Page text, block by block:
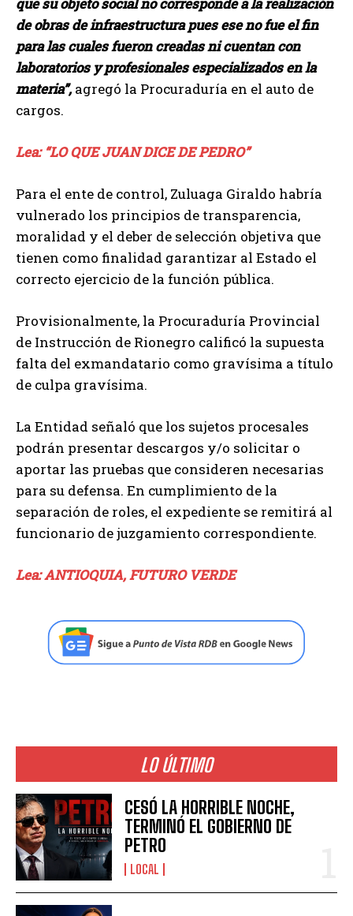
de obras de infraestructura pues ese no fue el fin
para las cuales fueron creadas ni cuentan con
laboratorios y profesionales especializados en la
materia”,agregó la Procuraduría en el auto de
cargos.
Lea: “LO QUE JUAN DICE DE PEDRO”
Para el ente de control, Zuluaga Giraldo habría
vulnerado los principios de transparencia,
moralidad y el deber de selección objetiva que
tienen como finalidad garantizar al Estado el
correcto ejercicio de la función pública.
Provisionalmente, la Procuraduría Provincial
de Instrucción de Rionegro calificó la supuesta
falta del exmandatario como gravísima a título
de culpa gravísima.
La Entidad señaló que los sujetos procesales
podrán presentar descargos y/o solicitar o
aportar las pruebas que consideren necesarias
para su defensa. En cumplimiento de la
separación de roles, el expediente se remitirá al
funcionario de juzgamiento correspondiente.
Lea: ANTIOQUIA, FUTURO VERDE
LO ÚLTIMO
CESÓ LA HORRIBLE NOCHE,
TERMINÓ EL GOBIERNO DE
PETRO
LOCAL